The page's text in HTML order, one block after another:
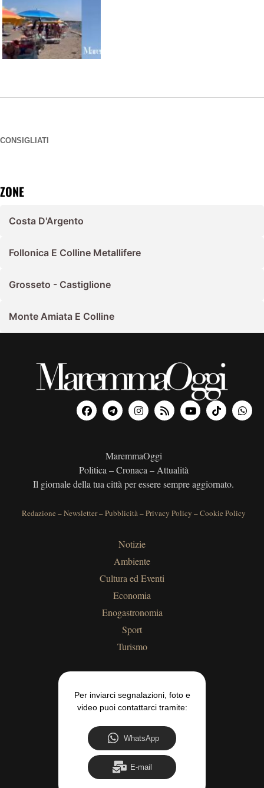
CONSIGLIATI
ZONE
Costa D'Argento
Follonica E Colline Metallifere
Grosseto - Castiglione
Monte Amiata E Colline
MaremmaOggi
Politica – Cronaca – Attualità
Il giornale della tua città per essere sempre aggiornato.
Redazione –Newsletter–Pubblicità–Privacy Policy –Cookie Policy
Notizie
Ambiente
Cultura ed Eventi
Economia
Enogastronomia
Sport
Turismo
Per inviarci segnalazioni, foto e
video puoi contattarci tramite:
WhatsApp
E-mail